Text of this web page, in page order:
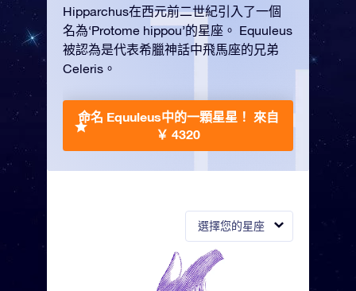
選擇您的星座
Hipparchus在西元前二世紀引入了一個
名為‘Protome hippou’的星座。 Equuleus
被認為是代表希臘神話中飛馬座的兄弟
Celeris。
命名 Equuleus中的一顆星星！ 來自
￥ 4320